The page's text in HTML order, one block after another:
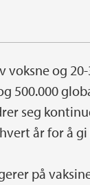
voksne og
500.000
seg
år for å
på